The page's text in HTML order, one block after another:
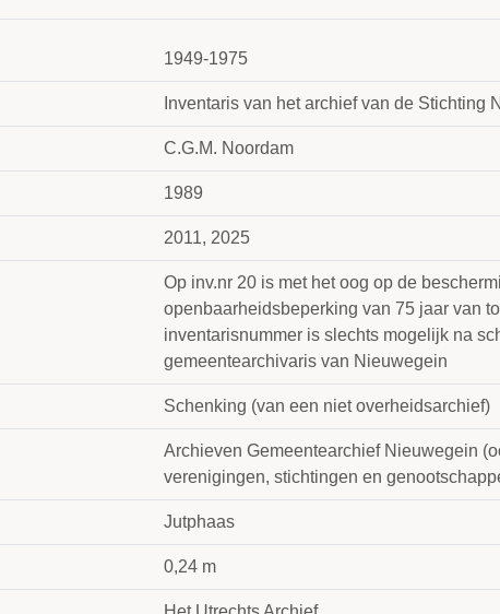
1949-1975
Inventaris van het archief van de
C.G.M. Noordam
1989
2011, 2025
Op inv.nr 20 is met het oog op de
openbaarheidsbeperking van 75 jaar van
inventarisnummer is slechts mogelijk na
gemeentearchivaris van Nieuwegein
Schenking (van een niet overheidsarchief)
Archieven Gemeentearchief Nieuwegein
verenigingen, stichtingen en
Jutphaas
0,24 m